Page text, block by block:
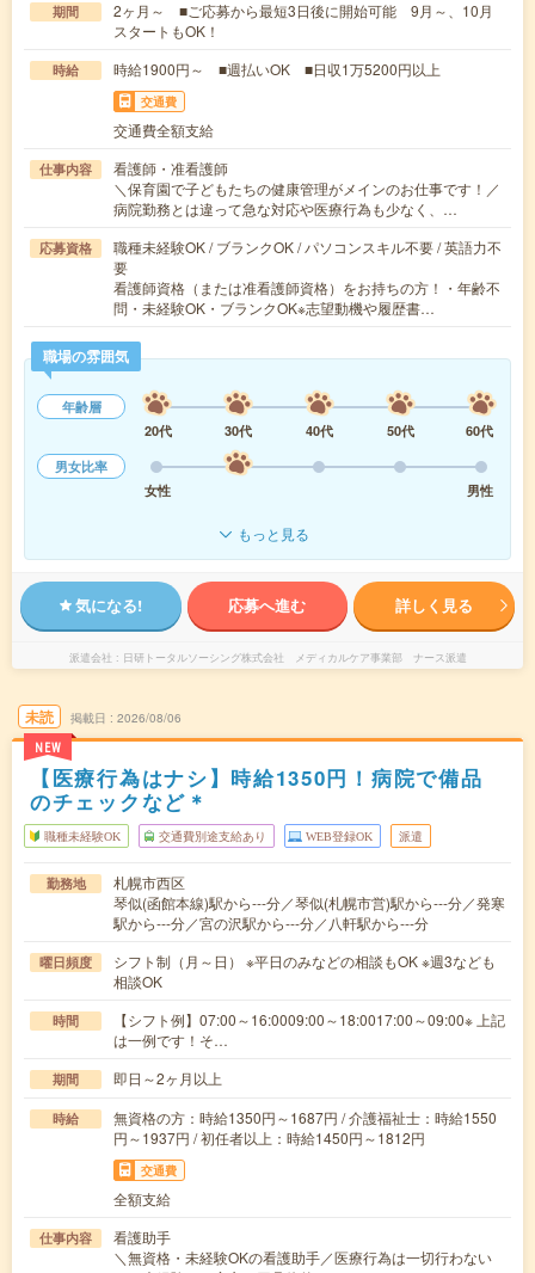
期間
2ヶ月～ ■ご応募から最短3日後に開始可能 9月～、10月
スタートもOK！
時給 時給1900円～ ■週払いOK ■日収1万5200円以上
交通費
交通費全額支給
仕事内容
看護師・准看護師
＼保育園で子どもたちの健康管理がメインのお仕事です！／
病院勤務とは違って急な対応や医療行為も少なく、…
応募資格
職種未経験OK / ブランクOK / パソコンスキル不要 / 英語力不
要
看護師資格（または准看護師資格）をお持ちの方！・年齢不
問・未経験OK・ブランクOK※志望動機や履歴書…
職場の雰囲気
年齢層
20代
30代 40代 50代
60代
男女比率
女性
男性
もっと見る
気になる! 応募へ進む 詳しく見る
派遣会社 日研トータルソーシング株式会社 メディカルケア事業部 ナース派遣
未読
NEW
掲載日 2026/08/06
【医療行為はナシ】時給1350円！病院で備品
のチェックなど＊
職種未経験OK 交通費別途支給あり WEB登録OK 派遣
勤務地
札幌市西区
琴似(函館本線)駅から---分／琴似(札幌市営)駅から---分／発寒
駅から---分／宮の沢駅から---分／八軒駅から---分
曜日頻度
シフト制（月～日） ※平日のみなどの相談もOK ※週3なども
相談OK
時間
【シフト例】07:00～16:0009:00～18:0017:00～09:00※ 上記
は一例です！そ…
期間 即日～2ヶ月以上
時給
無資格の方：時給1350円～1687円 / 介護福祉士：時給1550
円～1937円 / 初任者以上：時給1450円～1812円
交通費
全額支給
仕事内容
看護助手
＼無資格・未経験OKの看護助手／医療行為は一切行わない